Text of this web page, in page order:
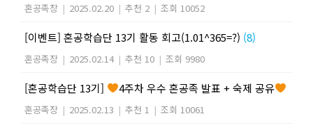
혼공족장 | 2025.02.20 | 추천 2 | 조회 10052
[이벤트] 혼공학습단 13기 활동 회고(1.01^365=?) (8)
혼공족장 | 2025.02.14 | 추천 10 | 조회 9980
[혼공학습단 13기] 4주차 우수 혼공족 발표 + 숙제 공유
혼공족장 | 2025.02.13 | 추천 1 | 조회 10061